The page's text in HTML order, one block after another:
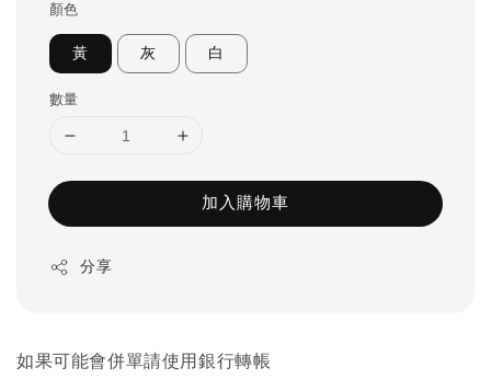
顏色
黃 灰 白
數量
加入購物車
分享
如果可能會併單請使用銀行轉帳